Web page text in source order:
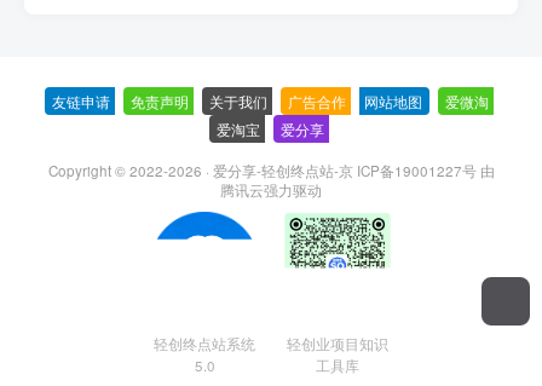
友链申请 免责声明 关于我们 广告合作 网站地图 爱微淘
爱淘宝
爱分享
Copyright © 2022-2026 · 爱分享-轻创终点站-京 ICP备19001227号由
腾讯云强力驱动
轻创终点站系统
5.0
轻创业项目知识
工具库